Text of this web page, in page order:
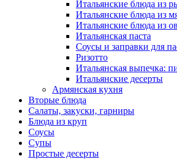
Итальянские блюда из
Итальянские блюда из
Итальянские блюда из
Итальянская паста
Соусы и заправки для
Ризотто
Итальянская выпечка:
Итальянские десерты
Армянская кухня
Вторые блюда
Салаты, закуски, гарниры
Блюда из круп
Соусы
Супы
Простые десерты